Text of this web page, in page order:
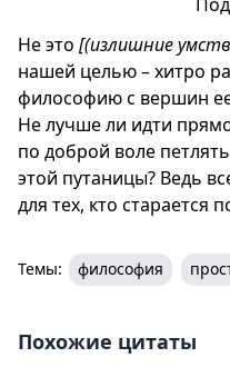
Не это [(излишние
нашей целью – хитро
философию с вершин
Не лучше ли идти
по доброй воле
этой путаницы? Ведь
для тех, кто старается
Темы: философия
Похожие цитаты